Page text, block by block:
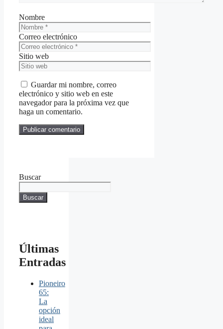
Nombre
Correo electrónico
Sitio web
Guardar mi nombre, correo
electrónico y sitio web en este
navegador para la próxima vez que
haga un comentario.
Buscar
Buscar
Últimas
Entradas
Pioneiro
65:
La
opción
ideal